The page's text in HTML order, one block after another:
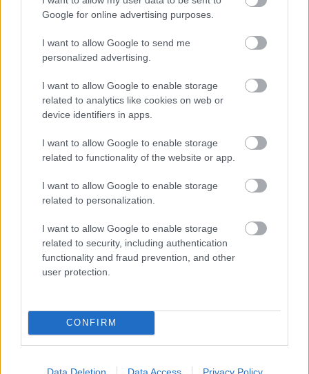
Google for online advertising purposes.
I want to allow Google to send me
personalized advertising.
I want to allow Google to enable storage
related to analytics like cookies on web or
device identifiers in apps.
I want to allow Google to enable storage
related to functionality of the website or app.
I want to allow Google to enable storage
related to personalization.
I want to allow Google to enable storage
related to security, including authentication
functionality and fraud prevention, and other
user protection.
CONFIRM
Data Deletion Data Access Privacy Policy
4 σημάδια ότι κάποιος απολαμβάνει κρυφά να σε
5 ατάκες που σηματοδοτούν το τέλος της σχέσης,
σύμφωνα με ψυχολόγο του Χάρβαρντ
μπάνιο; Το λάθος που κάνουμε όλοι